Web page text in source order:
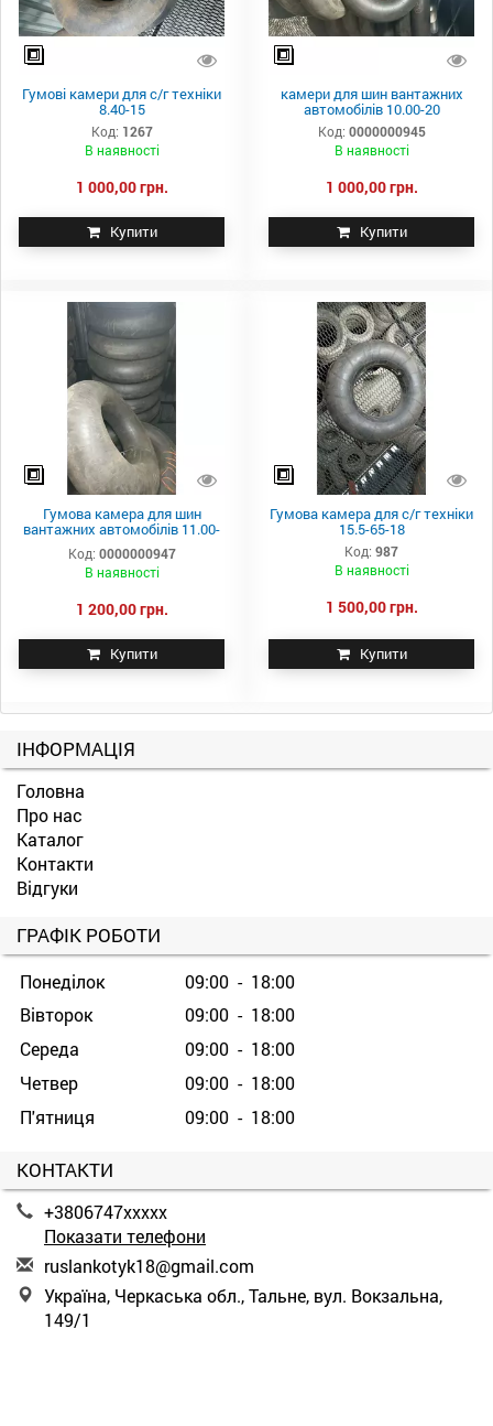
Гумові камери для с/г техніки
8.40-15
Код: 1267
В наявності
1 000,00 грн.
Купити
камери для шин вантажних
автомобілів 10.00-20
Код: 0000000945
В наявності
1 000,00 грн.
Купити
Гумова камера для шин
вантажних автомобілів 11.00-
20
Код: 0000000947
В наявності
1 200,00 грн.
Купити
Гумова камера для с/г техніки
15.5-65-18
Код: 987
В наявності
1 500,00 грн.
Купити
ІНФОРМАЦІЯ
Головна
Про нас
Каталог
Контакти
Відгуки
ГРАФІК РОБОТИ
Понеділок
09:00 - 18:00
Вівторок
09:00 - 18:00
Середа
09:00 - 18:00
Четвер
09:00 - 18:00
П'ятниця
09:00 - 18:00
КОНТАКТИ
+3806747xxxxx
Показати телефони
ruslankotyk18@gmail.com
Україна, Черкаська обл., Тальне, вул. Вокзальна,
149/1